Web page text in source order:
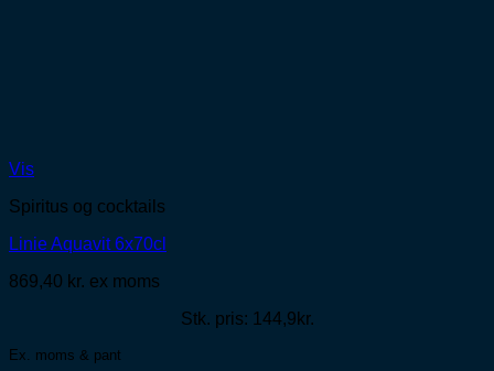
Vis
Spiritus og cocktails
Linie Aquavit 6x70cl
869,40 kr. ex moms
Stk. pris: 144,9kr.
Ex. moms & pant